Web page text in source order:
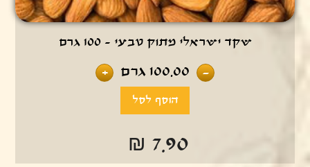
שקד ישראלי מתוק טבעי - 100 גרם
-
100.00 גרם +
₪ 7.90